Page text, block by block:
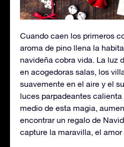
Cuando caen los primeros
aroma de pino llena la
navideña cobra vida. La luz
en acogedoras salas, los
suavemente en el aire y el
luces parpadeantes calienta
medio de esta magia,
encontrar un regalo de
capture la maravilla, el amor